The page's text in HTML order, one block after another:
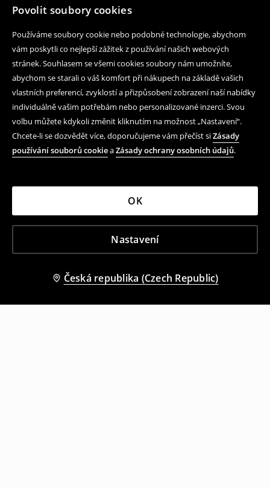
Povolit soubory cookies
Používáme soubory cookie nebo podobné technologie, abychom
vám poskytli co nejlepší zážitek z používání našich webových
stránek. Souhlasem se všemi cookies soubory nám umožníte,
abychom se starali o váš komfort při nákupech na základě vašich
vlastních preferencí, zvyklostí a přizpůsobení zobrazení naší nabídky
individuálně vašim potřebám nebo personalizované inzerci. Svou
volbu můžete kdykoli změnit kliknutím na možnost „Nastavení“.
Chcete-li se dozvědět více, doporučujeme vám přečíst siZásady
používání souborů cookieaZásady ochrany osobních údajů.
Nastavení
OK
Česká republika (Czech Republic)